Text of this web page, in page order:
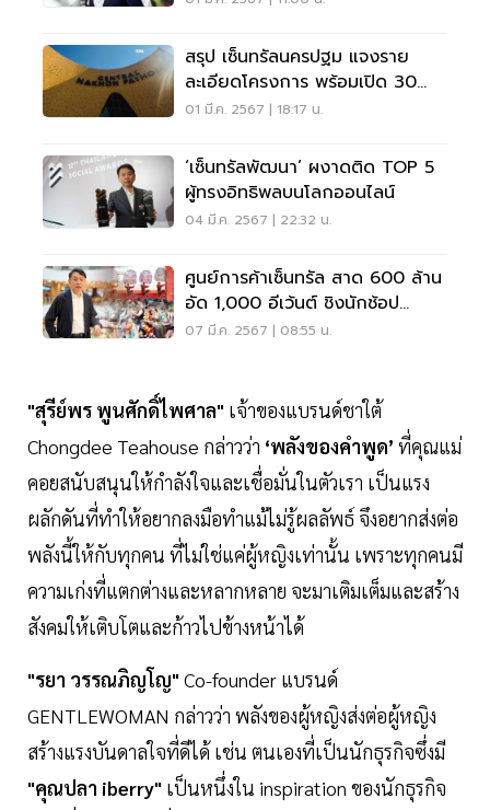
สรุป เซ็นทรัลนครปฐม แจงราย
ละเอียดโครงการ พร้อมเปิด 30
มีนาคม 2567
01 มี.ค. 2567 | 18:17 น.
‘เซ็นทรัลพัฒนา’ ผงาดติด TOP 5
ผู้ทรงอิทธิพลบนโลกออนไลน์
04 มี.ค. 2567 | 22:32 น.
ศูนย์การค้าเซ็นทรัล สาด 600 ล้าน
อัด 1,000 อีเว้นต์ ชิงนักช้อป
ซัมเมอร์
07 มี.ค. 2567 | 08:55 น.
"สุรีย์พร พูนศักดิ์ไพศาล" เจ้าของแบรนด์ชาใต้
Chongdee Teahouse กล่าวว่า ‘พลังของคำพูด’ ที่คุณแม่
คอยสนับสนุนให้กำลังใจและเชื่อมั่นในตัวเรา เป็นแรง
ผลักดันที่ทำให้อยากลงมือทำแม้ไม่รู้ผลลัพธ์ จึงอยากส่งต่อ
พลังนี้ให้กับทุกคน ที่ไม่ใช่แค่ผู้หญิงเท่านั้น เพราะทุกคนมี
ความเก่งที่แตกต่างและหลากหลาย จะมาเติมเต็มและสร้าง
สังคมให้เติบโตและก้าวไปข้างหน้าได้
"รยา วรรณภิญโญ" Co-founder แบรนด์
GENTLEWOMAN กล่าวว่า พลังของผู้หญิงส่งต่อผู้หญิง
สร้างแรงบันดาลใจที่ดีได้ เช่น ตนเองที่เป็นนักธุรกิจซึ่งมี
"คุณปลา iberry" เป็นหนึ่งใน inspiration ของนักธุรกิจ